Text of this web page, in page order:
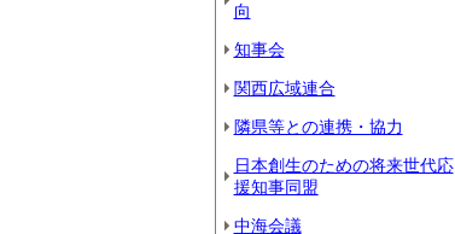
向
知事会
関西広域連合
隣県等との連携・協力
日本創生のための将来世代応
援知事同盟
中海会議